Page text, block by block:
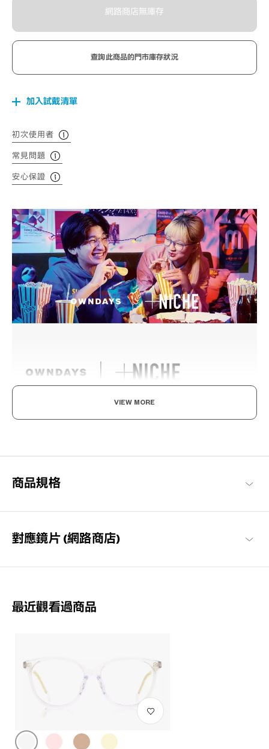
網路商店無庫存
查詢此商品的門市庫存狀況
加入試戴清單
初次使用者
常見問題
安心保證
潮流趨勢，打造自我的風格
+NICHE 商品一覽
VIEW MORE
商品規格
對應鏡片 (網路商店)
最近觀看過商品